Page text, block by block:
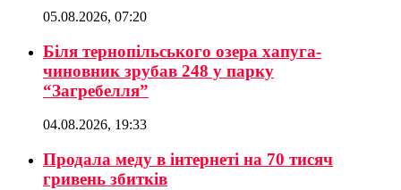
05.08.2026, 07:20
Біля тернопільського озера хапуга-
чиновник зрубав 248 у парку
“Загребелля”
04.08.2026, 19:33
Продала меду в інтернеті на 70 тисяч
гривень збитків